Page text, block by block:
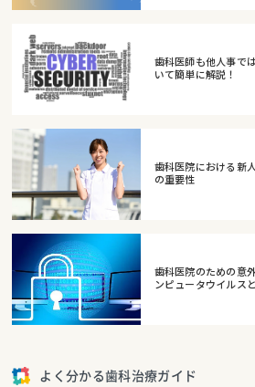
歯科医師も他人事で
いて簡単に解説！
歯科医院における新
の重要性
歯科医院のための意
ンピュータウイルス
よく分かる歯科治療ガイド